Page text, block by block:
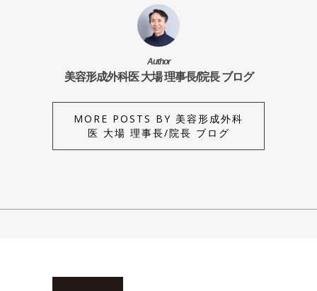
Author
美容形成外科医 大場 理事長/院長 ブログ
MORE POSTS BY 美容形成外科
医 大場 理事長/院長 ブログ